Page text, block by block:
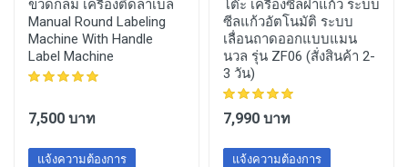
ขวดกลม เครื่องติดลาเบล
Manual Round Labeling
Machine With Handle
Label Machine
7,500 บาท
แจ้งความต้องการ
โต๊ะ เครื่องซีลฝาแก้ว ระบบ
ซีลแก้วอัตโนมัติ ระบบ
เลื่อนถาดออกแบบแมน
นวล รุ่น ZF06 (สั่งสินค้า 2-
3 วัน)
7,990 บาท
แจ้งความต้องการ